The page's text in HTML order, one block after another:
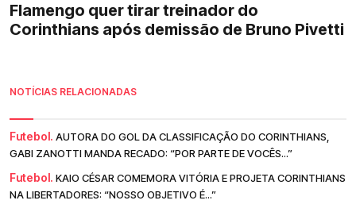
Flamengo quer tirar treinador do
Corinthians após demissão de Bruno Pivetti
NOTÍCIAS RELACIONADAS
Futebol. AUTORA DO GOL DA CLASSIFICAÇÃO DO CORINTHIANS,
GABI ZANOTTI MANDA RECADO: “POR PARTE DE VOCÊS...”
Futebol. KAIO CÉSAR COMEMORA VITÓRIA E PROJETA CORINTHIANS
NA LIBERTADORES: “NOSSO OBJETIVO É...”